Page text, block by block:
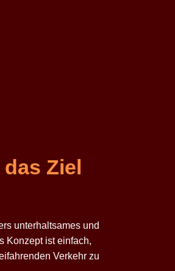
Ziel
unterhaltsames und
Konzept ist einfach,
Verkehr zu